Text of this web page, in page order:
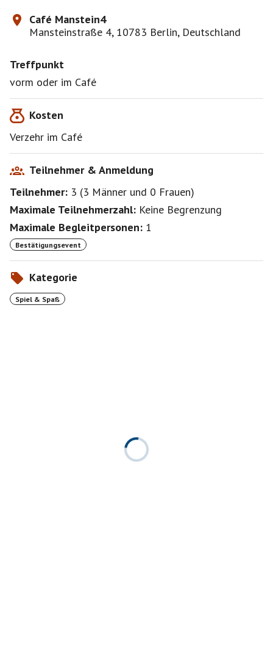
Café Manstein4
Mansteinstraße 4, 10783 Berlin, Deutschland
Treffpunkt
vorm oder im Café
Kosten
Verzehr im Café
Teilnehmer & Anmeldung
Teilnehmer: 3 (3 Männer und 0 Frauen)
Maximale Teilnehmerzahl: Keine Begrenzung
Maximale Begleitpersonen: 1
Bestätigungsevent
Kategorie
Spiel & Spaß